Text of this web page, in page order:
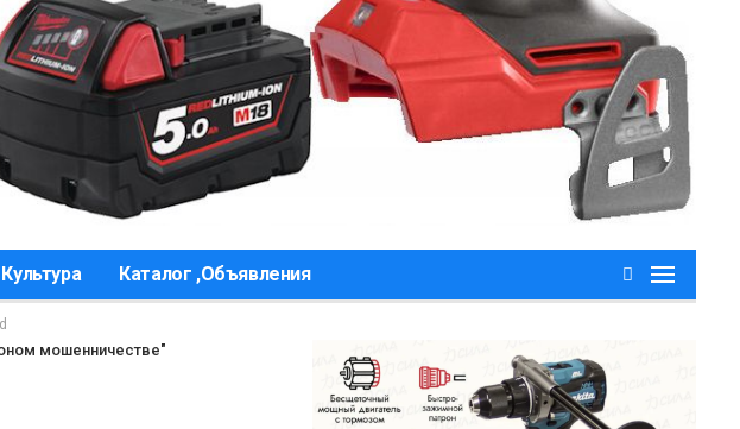
Культура Каталог ,Объявления
мошенничестве"